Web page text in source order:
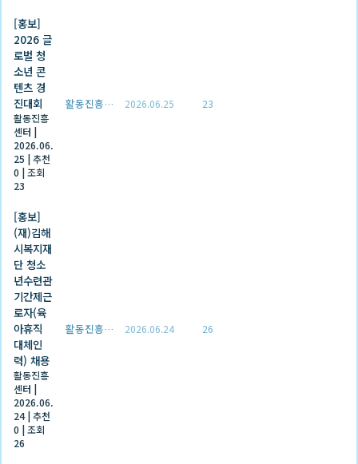
[홍보]
2026 글
로벌 청
소년 콘
텐츠 경
진대회
활동진흥
센터 |
2026.06.
25 |추천
0 |조회
23
활동진흥센터 2026.06.25 23
[홍보]
(재)김해
시복지재
단 청소
년수련관
기간제근
로자(육
아휴직
대체인
력) 채용
활동진흥
센터 |
2026.06.
24 |추천
0 |조회
26
활동진흥센터 2026.06.24 26